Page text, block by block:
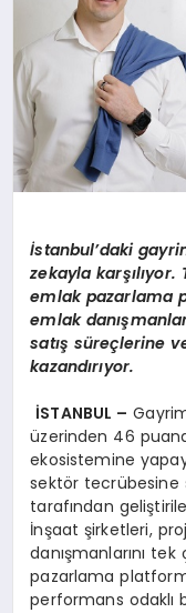
İstanbul’daki
zekayla karşılıyor.
emlak pazarlama
emlak danış
satış süreçlerine
kazandırıyor.
İSTANBUL –
üzerinden 46
ekosistemine yapay
sektör tecrübesine
tarafından
İnşaat şirketleri,
danışmanlarını
pazarlama
performans odaklı